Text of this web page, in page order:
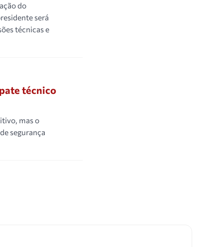
do
será
técnicas e
técnico
mas o
segurança